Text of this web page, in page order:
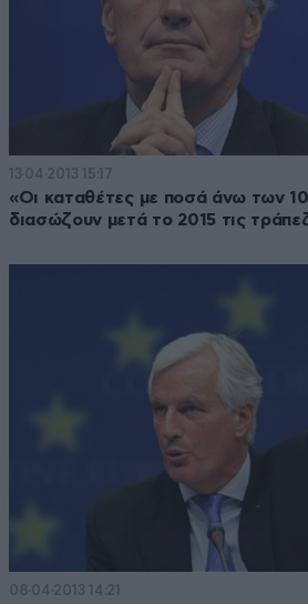
13·04·2013 15:17
«Οι καταθέτες με ποσά άνω των
διασώζουν μετά το 2015 τις
08·04·2013 14:21